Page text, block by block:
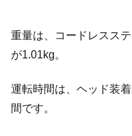
重量は、コードレスス
が1.01kg。
運転時間は、ヘッド装
間です。